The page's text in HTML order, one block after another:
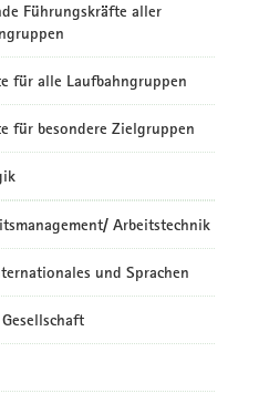
Führungskräfte aller
für alle Laufbahngruppen
für besondere Zielgruppen
Arbeitstechnik
und Sprachen